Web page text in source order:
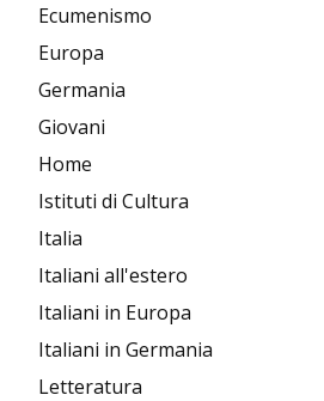
Ecumenismo
Europa
Germania
Giovani
Home
Istituti di Cultura
Italia
Italiani all'estero
Italiani in Europa
Italiani in Germania
Letteratura